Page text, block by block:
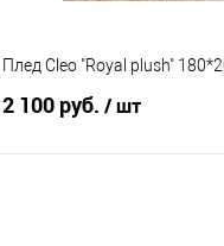
Плед Cleo "Royal plush"
2 100 руб. / шт